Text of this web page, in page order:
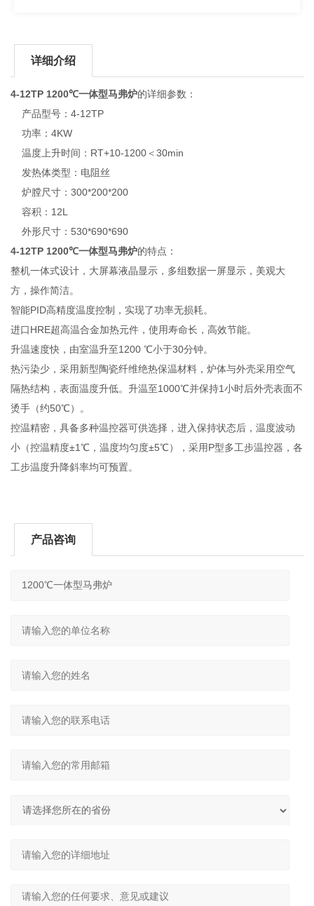
详细介绍
4-12TP 1200℃一体型马弗炉的详细参数：
产品型号：4-12TP
功率：4KW
温度上升时间：RT+10-1200＜30min
发热体类型：电阻丝
炉膛尺寸：300*200*200
容积：12L
外形尺寸：530*690*690
4-12TP 1200℃一体型马弗炉的特点：
整机一体式设计，大屏幕液晶显示，多组数据一屏显示，美观大
方，操作简洁。
智能PID高精度温度控制，实现了功率无损耗。
进口HRE超高温合金加热元件，使用寿命长，高效节能。
升温速度快，由室温升至1200 ℃小于30分钟。
热污染少，采用新型陶瓷纤维绝热保温材料，炉体与外壳采用空气
隔热结构，表面温度升低。升温至1000℃并保持1小时后外壳表面不
烫手（约50℃）。
控温精密，具备多种温控器可供选择，进入保持状态后，温度波动
小（控温精度±1℃，温度均匀度±5℃），采用P型多工步温控器，各
工步温度升降斜率均可预置。
产品咨询